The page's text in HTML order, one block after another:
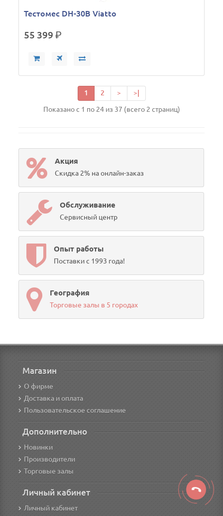
Тестомес DH-30B Viatto
55 399р.
1 2 > >|
Показано с 1 по 24 из 37 (всего 2 страниц)
Акция
Скидка 2% на онлайн-заказ
Обслуживание
Сервисный центр
Опыт работы
Поставки с 1993 года!
География
Торговые залы в 5 городах
Магазин
О фирме
Доставка и оплата
Пользовательское соглашение
Дополнительно
Новинки
Производители
Торговые залы
Личный кабинет
Личный кабинет